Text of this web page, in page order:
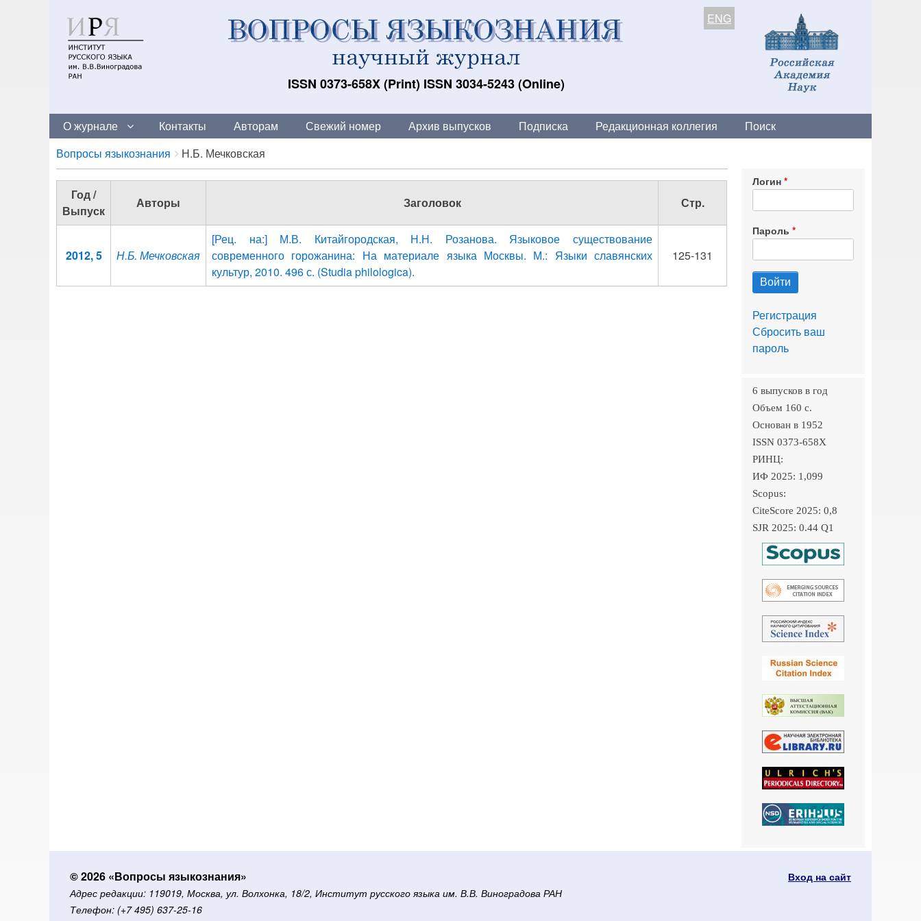
ISSN 0373-658X (Print) ISSN 3034-5243 (Online)
ENG
О журнале Контакты Авторам Свежий номер Архив выпусков Подписка Редакционная коллегия Поиск
Breadcrumbs
You
are
here:
Вопросы языкознания Н.Б. Мечковская
Год /
Выпуск
Авторы Заголовок Стр.
2012, 5 Н.Б. Мечковская
[Рец. на:] М.В. Китайгородская, Н.Н. Розанова. Языковое существование
современного горожанина: На материале языка Москвы. М.: Языки славянских
культур, 2010. 496 с. (Studia philologica).
125-131
Логин
Пароль
Регистрация
Сбросить ваш
пароль
6 выпусков в год
Объем 160 c.
Основан в 1952
ISSN 0373-658X
РИНЦ:
ИФ 2025: 1,099
Scopus:
CiteScore 2025: 0,8
SJR 2025: 0.44 Q1
© 2026 «Вопросы языкознания»
Адрес редакции: 119019, Москва, ул. Волхонка, 18/2, Институт русского языка им. В.В. Виноградова РАН
Телефон: (+7 495) 637-25-16
Вход на сайт